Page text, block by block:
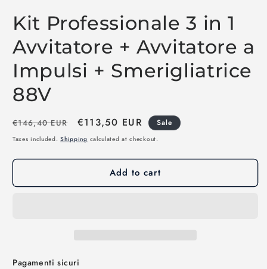
Kit Professionale 3 in 1
Avvitatore + Avvitatore a
Impulsi + Smerigliatrice
88V
Regular
price
€146,40 EUR
Sale
price
€113,50 EUR Sale
Taxes included.Shipping calculated at checkout.
Add to cart
Pagamenti sicuri